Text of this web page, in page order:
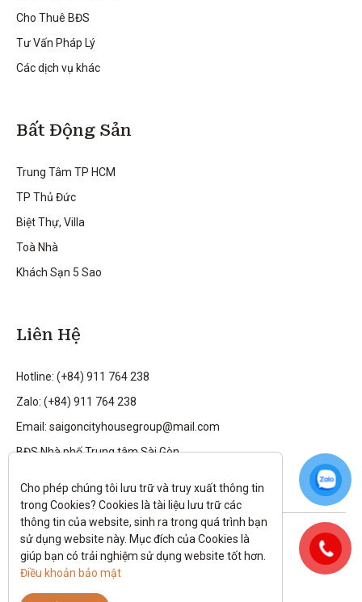
Cho Thuê BĐS
Tư Vấn Pháp Lý
Các dịch vụ khác
Bất Động Sản
Trung Tâm TP HCM
TP Thủ Đức
Biệt Thự, Villa
Toà Nhà
Khách Sạn 5 Sao
Liên Hệ
Hotline: (+84) 911 764 238
Zalo: (+84) 911 764 238
Email: saigoncityhousegroup@mail.com
BĐS Nhà phố Trung tâm Sài Gòn
Theo dõi tôi trên:
All rights reserved.
Cho phép chúng tôi lưu trữ và truy xuất thông tin
trong Cookies? Cookies là tài liệu lưu trữ các
thông tin của website, sinh ra trong quá trình bạn
sử dụng website này. Mục đích của Cookies là
Điều khoản bảo mật